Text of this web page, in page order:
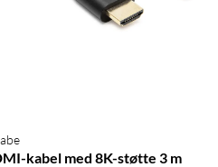
kabel med 8K-støtte 3 m